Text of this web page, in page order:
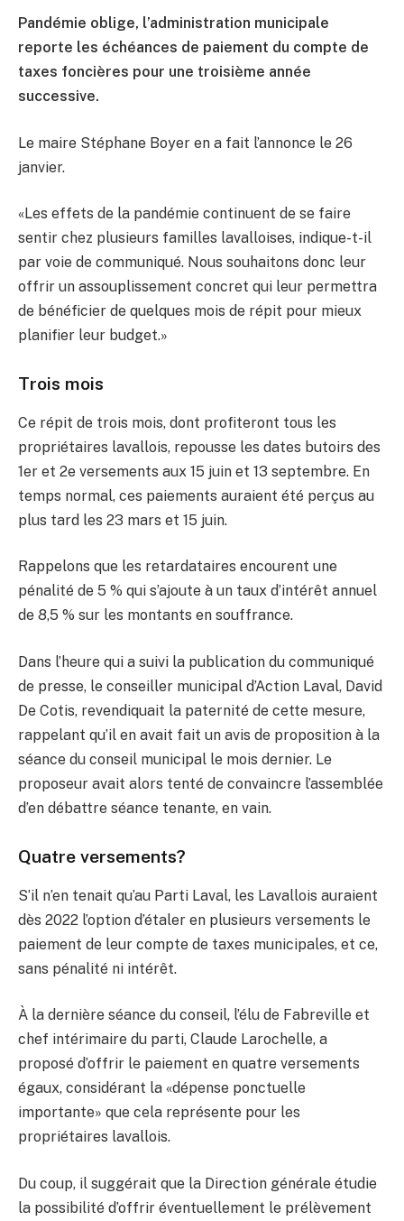
Pandémie oblige, l’administration municipale
reporte les échéances de paiement du compte de
taxes foncières pour une troisième année
successive.
Le maire Stéphane Boyer en a fait l’annonce le 26
janvier.
«Les effets de la pandémie continuent de se faire
sentir chez plusieurs familles lavalloises, indique-t-il
par voie de communiqué. Nous souhaitons donc leur
offrir un assouplissement concret qui leur permettra
de bénéficier de quelques mois de répit pour mieux
planifier leur budget.»
Trois mois
Ce répit de trois mois, dont profiteront tous les
propriétaires lavallois, repousse les dates butoirs des
1er et 2e versements aux 15 juin et 13 septembre. En
temps normal, ces paiements auraient été perçus au
plus tard les 23 mars et 15 juin.
Rappelons que les retardataires encourent une
pénalité de 5 % qui s’ajoute à un taux d’intérêt annuel
de 8,5 % sur les montants en souffrance.
Dans l’heure qui a suivi la publication du communiqué
de presse, le conseiller municipal d’Action Laval, David
De Cotis, revendiquait la paternité de cette mesure,
rappelant qu’il en avait fait un avis de proposition à la
séance du conseil municipal le mois dernier. Le
proposeur avait alors tenté de convaincre l’assemblée
d’en débattre séance tenante, en vain.
Quatre versements?
S’il n’en tenait qu’au Parti Laval, les Lavallois auraient
dès 2022 l’option d’étaler en plusieurs versements le
paiement de leur compte de taxes municipales, et ce,
sans pénalité ni intérêt.
À la dernière séance du conseil, l’élu de Fabreville et
chef intérimaire du parti, Claude Larochelle, a
proposé d’offrir le paiement en quatre versements
égaux, considérant la «dépense ponctuelle
importante» que cela représente pour les
propriétaires lavallois.
Du coup, il suggérait que la Direction générale étudie
la possibilité d’offrir éventuellement le prélèvement